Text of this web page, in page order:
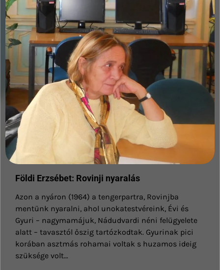
Földi Erzsébet: Rovinji nyaralás
Azon a nyáron (1964) a tengerpartra, Rovinjba
mentünk nyaralni, ahol unokatestvéreink, Évi és
Gyuri – nagymamájuk, Nádudvardi néni felügyelete
alatt – tavasztól őszig tartózkodtak. Gyurinak pici
korában asztmás rohamai voltak s huzamos ideig
szüksége volt…